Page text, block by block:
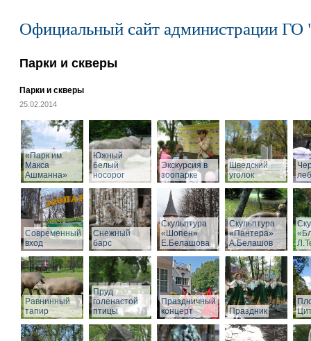
Официальный сайт администрации ГО
Парки и скверы
Парки и скверы
25.02.2014
«Парк им.
Макса
Ашманна»
Южный
белый
носорог
Экскурсия в
зоопарке
Шведский
уголок
Современный
вход
Снежный
барс
Скульптура
«Шопен»
Е.Белашова
Скульптура
«Пантера»
А.Белашов
Равнинный
тапир
Пруд
голенастой
птицы
Праздничный
концерт
Праздник